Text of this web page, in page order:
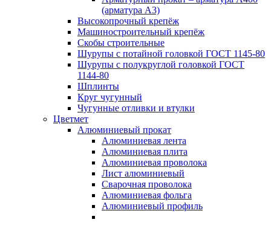
(арматура А3)
Высокопрочный крепёж
Машиностроительный крепёж
Скобы строительные
Шурупы с потайной головкой ГОСТ 1145-80
Шурупы с полукруглой головкой ГОСТ
1144-80
Шплинты
Круг чугунный
Чугунные отливки и втулки
Цветмет
Алюминиевый прокат
Алюминиевая лента
Алюминиевая плита
Алюминиевая проволока
Лист алюминиевый
Сварочная проволока
Алюминиевая фольга
Алюминиевый профиль